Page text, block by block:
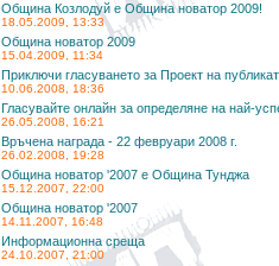
Община Козлодуй е Община новатор 2009!
18.05.2009, 13:33
Община новатор 2009
15.04.2009, 11:34
Приключи гласуването за Проект на
10.06.2008, 18:36
Гласувайте онлайн за определяне на най-
26.05.2008, 16:21
Връчена награда - 22 февруари 2008 г.
26.02.2008, 19:28
Община новатор '2007 е Община Тунджа
15.12.2007, 22:00
Община новатор '2007
14.11.2007, 16:48
Информационна среща
24.10.2007, 21:00